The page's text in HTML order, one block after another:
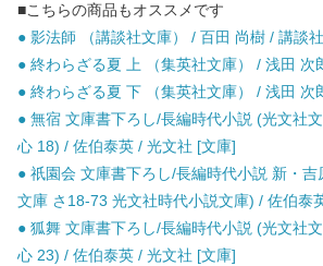
■こちらの商品もオススメです
● 影法師 （講談社文庫） / 百田 尚樹 / 講談
● 終わらざる夏 上 （集英社文庫） / 浅田 次
● 終わらざる夏 下 （集英社文庫） / 浅田 次
● 無宿 文庫書下ろし/長編時代小説 (光文社
心 18) / 佐伯泰英 / 光文社 [文庫]
● 祇園会 文庫書下ろし/長編時代小説 新・
文庫 さ18-73 光文社時代小説文庫) / 佐伯泰
● 狐舞 文庫書下ろし/長編時代小説 (光文社
心 23) / 佐伯泰英 / 光文社 [文庫]